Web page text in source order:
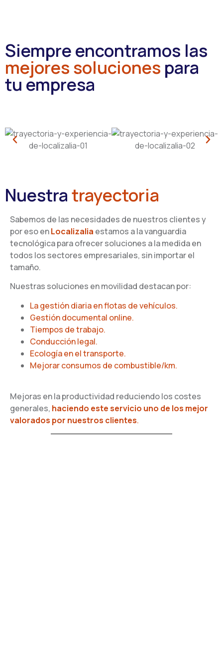
Siempre encontramos las
mejores soluciones para
tu empresa
Nuestratrayectoria
Sabemos de las necesidades de nuestros clientes y
por eso enLocalizalia estamos a la vanguardia
tecnológica para ofrecer soluciones a la medida en
todos los sectores empresariales, sin importar el
tamaño.
Nuestras soluciones en movilidad destacan por:
La gestión diaria en flotas de vehículos.
Gestión documental online.
Tiempos de trabajo.
Conducción legal.
Ecología en el transporte.
Mejorar consumos de combustible/km.
Mejoras en la productividad reduciendo los costes
generales, haciendo este servicio uno de los mejor
valorados por nuestros clientes.